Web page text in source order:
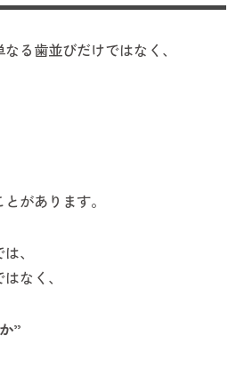
る歯並びだけではなく、
があります。
、
なく、
”